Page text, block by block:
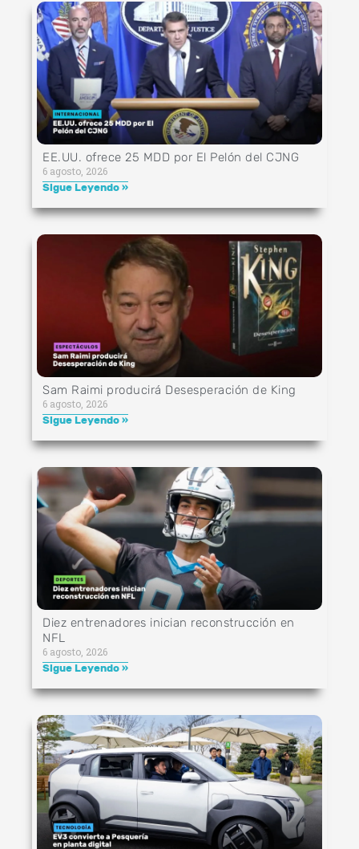
EE.UU. ofrece 25 MDD por El Pelón del CJNG
6 agosto, 2026
Sigue Leyendo »
Sam Raimi producirá Desesperación de King
6 agosto, 2026
Sigue Leyendo »
Diez entrenadores inician reconstrucción en
NFL
6 agosto, 2026
Sigue Leyendo »